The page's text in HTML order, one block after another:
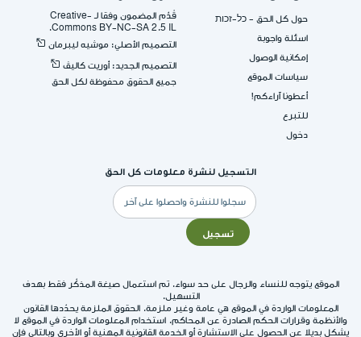
حول كل الحق - כל-זכות
اسئلة واجوبة
إمكانية الوصول
سياسات الموقع
أعطونا آراءكم!
للتبرع
دخول
قُدِّم المضمون وفقا لـ -Creative
Commons BY-NC-SA 2.5 IL.
التصميم الأصلي: موشيه ليبرمان
التصميم الجديد: أوريت كاليڤ
جميع الحقوق محفوظة لكل الحق
التسجيل لنشرة معلومات كل الحق
البريد
الإلكتروني
تسجيل
الموقع يتوجه للنساء والرجال على حد سواء. تم استعمال صيغة المذكّر فقط بهدف
التسهيل.
المعلومات الواردة في الموقع هي عامة وغير ملزمة. الحقوق الملزمة يحدّدها القانون
والأنظمة وقرارات الحكم الصادرة عن المحاكم. استخدام المعلومات الواردة في الموقع لا
يشكل بديلا عن الحصول على الاستشارة أو الخدمة القانونية المهنية أو الأخرى وبالتالي فإن